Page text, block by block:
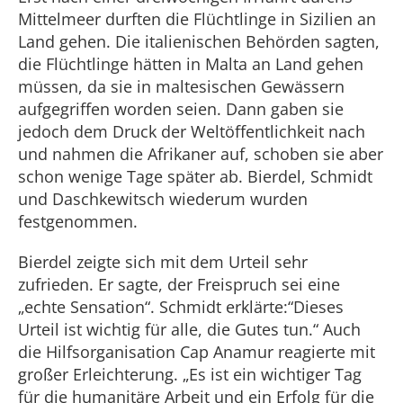
Mittelmeer durften die Flüchtlinge in Sizilien an
Land gehen. Die italienischen Behörden sagten,
die Flüchtlinge hätten in Malta an Land gehen
müssen, da sie in maltesischen Gewässern
aufgegriffen worden seien. Dann gaben sie
jedoch dem Druck der Weltöffentlichkeit nach
und nahmen die Afrikaner auf, schoben sie aber
schon wenige Tage später ab. Bierdel, Schmidt
und Daschkewitsch wiederum wurden
festgenommen.
Bierdel zeigte sich mit dem Urteil sehr
zufrieden. Er sagte, der Freispruch sei eine
„echte Sensation“. Schmidt erklärte:“Dieses
Urteil ist wichtig für alle, die Gutes tun.“ Auch
die Hilfsorganisation Cap Anamur reagierte mit
großer Erleichterung. „Es ist ein wichtiger Tag
für die humanitäre Arbeit und ein Erfolg für die